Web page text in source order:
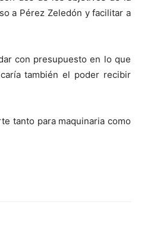
a Pérez Zeledón y facilitar a
con presupuesto en lo que
también el poder recibir
tanto para maquinaria como